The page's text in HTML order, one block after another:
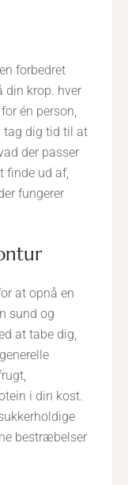
forbedret
din krop. hver
én person,
tag dig tid til at
der passer
finde ud af,
fungerer
at opnå en
sund og
at tabe dig,
i din kost.
bestræbelser